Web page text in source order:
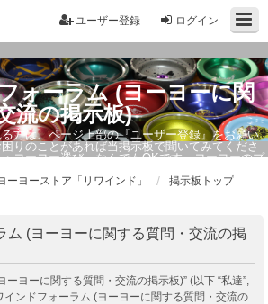
ログイン
ユーザー登録
ォーラム (ヨーヨーに関
流の掲示板)
方は、ページ上部の『ユーザー登録』をお願い
りのことがあれば当掲示板で聞いてみてくださ
ヨーヨー選び、なんでもOKです。ヨーヨーのプ
ヨーストア「リワインド」 掲示板トップ
ム (ヨーヨーに関する質問・交流の掲
ーヨーに関する質問・交流の掲示板)” (以下 “私達”,
インドフォーラム (ヨーヨーに関する質問・交流の